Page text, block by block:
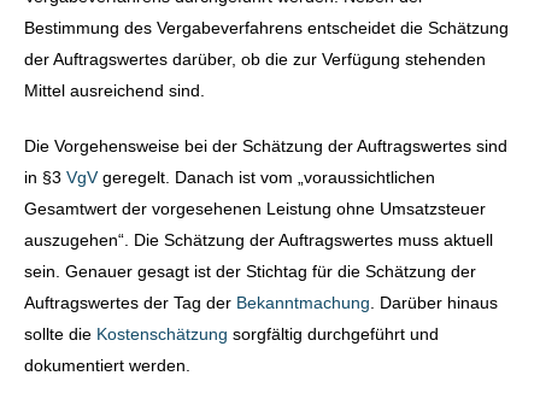
Bestimmung des Vergabeverfahrens entscheidet die Schätzung
der Auftragswertes darüber, ob die zur Verfügung stehenden
Mittel ausreichend sind.
Die Vorgehensweise bei der Schätzung der Auftragswertes sind
in §3 VgVgeregelt. Danach ist vom „voraussichtlichen
Gesamtwert der vorgesehenen Leistung ohne Umsatzsteuer
auszugehen“. Die Schätzung der Auftragswertes muss aktuell
sein. Genauer gesagt ist der Stichtag für die Schätzung der
Auftragswertes der Tag der Bekanntmachung . Darüber hinaus
sollte die Kostenschätzung sorgfältig durchgeführt und
dokumentiert werden.